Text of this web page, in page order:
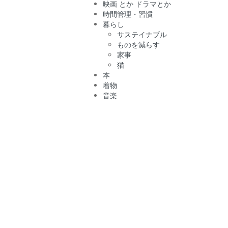
映画 とか ドラマとか
時間管理・習慣
暮らし
サステイナブル
ものを減らす
家事
猫
本
着物
音楽